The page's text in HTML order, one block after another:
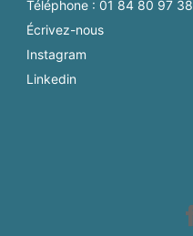
Téléphone : 01 84 80 97 38
Écrivez-nous
Instagram
Linkedin